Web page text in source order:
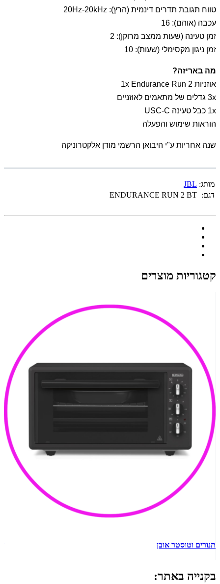
טווח תגובת תדרים דינמית (הרץ): 20Hz-20kHz
עכבה (אוהם): 16
זמן טעינה (שעות ממצב מרוקן): 2
זמן ניגון מקסימלי (שעות): 10
מה באריזה?
אוזניות 1x Endurance Run 2
3x גדלים של מתאמים לאוזניים
1x כבל טעינה USC-C
הוראות שימוש והפעלה
שנה אחריות ע"י היבואן הרשמי מודן אלקטרוניקה
מותג: JBL
דגם: ENDURANCE RUN 2 BT
קטגוריות מוצרים
תנורים וטוסטר אובן
בקנייה באתר: